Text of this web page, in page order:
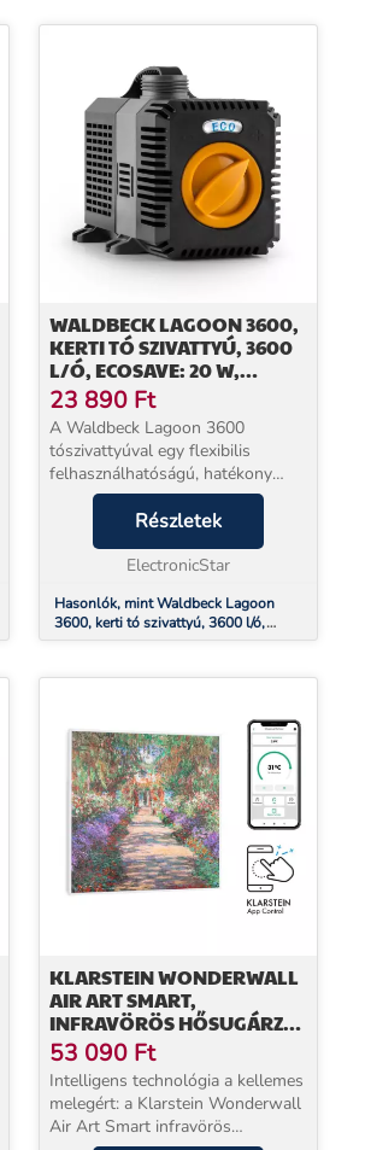
WALDBECK LAGOON 3600,
KERTI TÓ SZIVATTYÚ, 3600
L/Ó, ECOSAVE: 20 W,
MERÜLÉSI MÉLYSÉG 2,8 M
23 890 Ft
A Waldbeck Lagoon 3600
tószivattyúval egy flexibilis
felhasználhatóságú, hatékony
vízszivattyút kap. Az EcoSave
technológiának és az óránként 20
W-os nagyon alacsony
energiafogyasztásnak
Részletek
ElectronicStar
Hasonlók, mint Waldbeck Lagoon
3600, kerti tó szivattyú, 3600 l/ó,
ecosave: 20 w, merülési mélység 2,8
KLARSTEIN WONDERWALL
AIR ART SMART,
INFRAVÖRÖS HŐSUGÁRZÓ,
60 X 60 CM, 350 W,
ALKALMAZÁS, KERTI
ÖSVÉNY
53 090 Ft
Intelligens technológia a kellemes
melegért: a Klarstein Wonderwall
Air Art Smart infravörös